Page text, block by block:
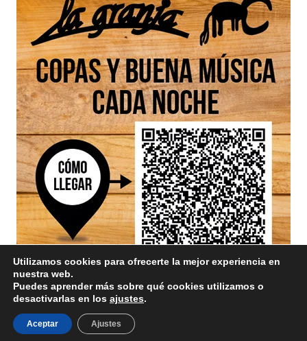
Aviso Legal/ Divinamente Creativos © 2025
Utilizamos cookies para ofrecerte la mejor experiencia en
nuestra web.
Puedes aprender más sobre qué cookies utilizamos o
desactivarlas en los ajustes.
Aceptar Ajustes